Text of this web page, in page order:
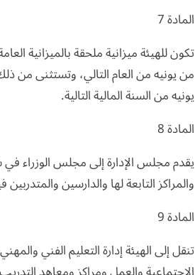
المادة 7
تكون للهيئة ميزانية ملحقة بالميزانية
من يونيه من العام التالي، وتستثنى من
يونيه من السنة المالية التالية.
المادة 8
يقدم مجلس الإدارة إلى مجلس الوزراء
والمراكز التابعة لها والدارسين والمتدربين
المادة 9
تنقل إلى الهيئة إدارة التعليم الفني